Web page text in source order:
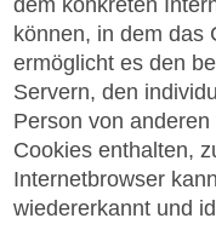
können, in dem das
ermöglicht es den
Servern, den
Person von
Cookies enthalten,
Internetbrowser
wiedererkannt und